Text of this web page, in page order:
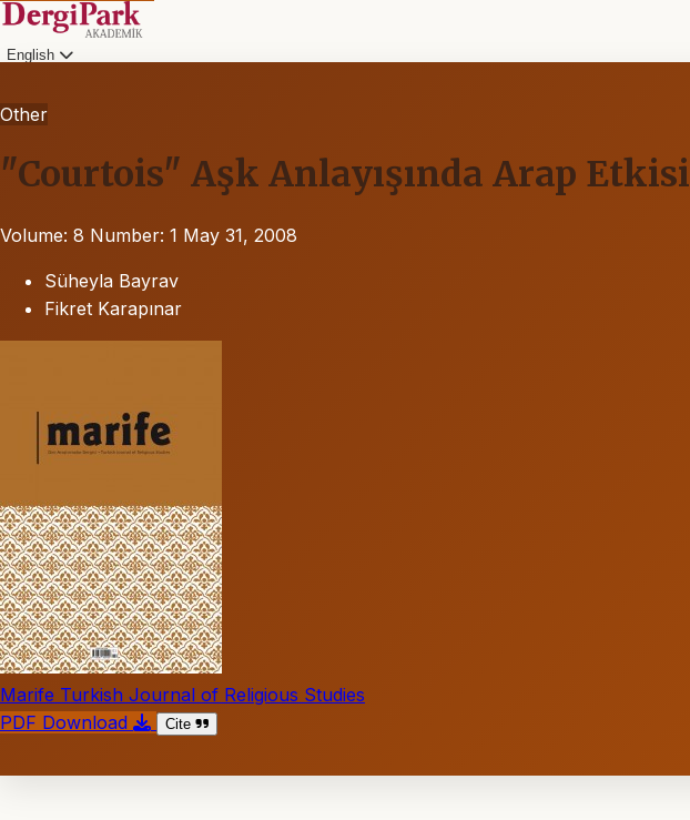
English
Other
"Courtois" Aşk Anlayışında Arap Etkisi
Volume: 8 Number: 1 May 31, 2008
Süheyla Bayrav
Fikret Karapınar
Marife Turkish Journal of Religious Studies
PDF Download
Cite